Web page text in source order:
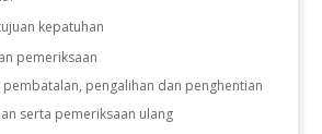
kepatuhan
pemeriksaan
pembatalan, pengalihan dan penghentian
serta pemeriksaan ulang